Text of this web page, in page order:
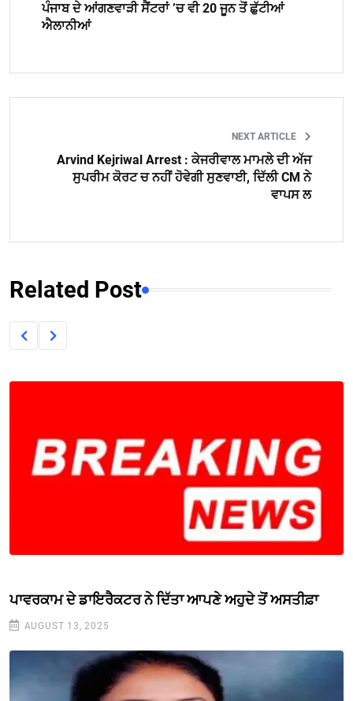
ਪੰਜਾਬ ਦੇ ਆਂਗਣਵਾੜੀ ਸੈਂਟਰਾਂ ’ਚ ਵੀ 20 ਜੂਨ ਤੋਂ ਛੁੱਟੀਆਂ
ਐਲਾਨੀਆਂ
NEXT ARTICLE
Arvind Kejriwal Arrest : ਕੇਜਰੀਵਾਲ ਮਾਮਲੇ ਦੀ ਅੱਜ
ਸੁਪਰੀਮ ਕੋਰਟ ਚ ਨਹੀਂ ਹੋਵੇਗੀ ਸੁਣਵਾਈ, ਦਿੱਲੀ CM ਨੇ
ਵਾਪਸ ਲ
Related Post
ਪਾਵਰਕਾਮ ਦੇ ਡਾਇਰੈਕਟਰ ਨੇ ਦਿੱਤਾ ਆਪਣੇ ਅਹੁਦੇ ਤੋਂ ਅਸਤੀਫ਼ਾ
AUGUST 13, 2025